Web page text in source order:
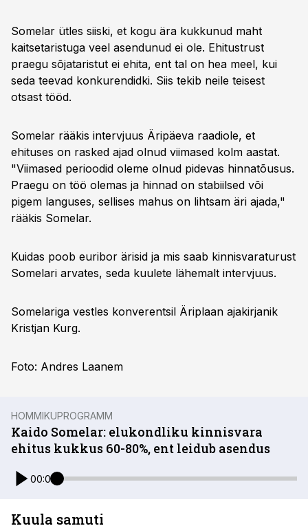
Somelar ütles siiski, et kogu ära kukkunud maht
kaitsetaristuga veel asendunud ei ole. Ehitustrust
praegu sõjataristut ei ehita, ent tal on hea meel, kui
seda teevad konkurendidki. Siis tekib neile teisest
otsast tööd.
Somelar rääkis intervjuus Äripäeva raadiole, et
ehituses on rasked ajad olnud viimased kolm aastat.
"Viimased perioodid oleme olnud pidevas hinnatõusus.
Praegu on töö olemas ja hinnad on stabiilsed või
pigem languses, sellises mahus on lihtsam äri ajada,"
rääkis Somelar.
Kuidas poob euribor ärisid ja mis saab kinnisvaraturust
Somelari arvates, seda kuulete lähemalt intervjuus.
Somelariga vestles konverentsil Äriplaan ajakirjanik
Kristjan Kurg.
Foto: Andres Laanem
HOMMIKUPROGRAMM
Kaido Somelar: elukondliku kinnisvara
ehitus kukkus 60-80%, ent leidub asendus
00:00
Kuula samuti